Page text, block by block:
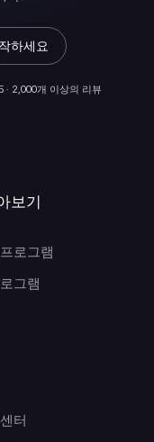
하세요
· 2,000개 이상의 리뷰
터
보기
로그램
그램